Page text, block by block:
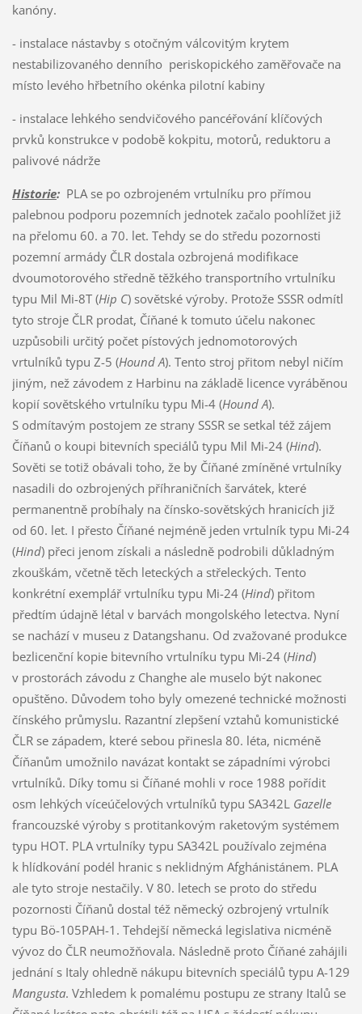
kanóny.
- instalace nástavby s otočným válcovitým krytem
nestabilizovaného denního periskopického zaměřovače na
místo levého hřbetního okénka pilotní kabiny
- instalace lehkého sendvičového pancéřování klíčových
prvků konstrukce v podobě kokpitu, motorů, reduktoru a
palivové nádrže
Historie:PLA se po ozbrojeném vrtulníku pro přímou
palebnou podporu pozemních jednotek začalo poohlížet již
na přelomu 60. a 70. let. Tehdy se do středu pozornosti
pozemní armády ČLR dostala ozbrojená modifikace
dvoumotorového středně těžkého transportního vrtulníku
typu Mil Mi-8T (Hip C) sovětské výroby. Protože SSSR odmítl
tyto stroje ČLR prodat, Číňané k tomuto účelu nakonec
uzpůsobili určitý počet pístových jednomotorových
vrtulníků typu Z-5 (Hound A). Tento stroj přitom nebyl ničím
jiným, než závodem z Harbinu na základě licence vyráběnou
kopií sovětského vrtulníku typu Mi-4 (Hound A).
S odmítavým postojem ze strany SSSR se setkal též zájem
Číňanů o koupi bitevních speciálů typu Mil Mi-24 (Hind).
Sověti se totiž obávali toho, že by Číňané zmíněné vrtulníky
nasadili do ozbrojených příhraničních šarvátek, které
permanentně probíhaly na čínsko-sovětských hranicích již
od 60. let. I přesto Číňané nejméně jeden vrtulník typu Mi-24
(Hind) přeci jenom získali a následně podrobili důkladným
zkouškám, včetně těch leteckých a střeleckých. Tento
konkrétní exemplář vrtulníku typu Mi-24 (Hind) přitom
předtím údajně létal v barvách mongolského letectva. Nyní
se nachází v museu z Datangshanu. Od zvažované produkce
bezlicenční kopie bitevního vrtulníku typu Mi-24 (Hind)
v prostorách závodu z Changhe ale muselo být nakonec
opuštěno. Důvodem toho byly omezené technické možnosti
čínského průmyslu. Razantní zlepšení vztahů komunistické
ČLR se západem, které sebou přinesla 80. léta, nicméně
Číňanům umožnilo navázat kontakt se západními výrobci
vrtulníků. Díky tomu si Číňané mohli v roce 1988 pořídit
osm lehkých víceúčelových vrtulníků typu SA342L Gazelle
francouzské výroby s protitankovým raketovým systémem
typu HOT. PLA vrtulníky typu SA342L používalo zejména
k hlídkování podél hranic s neklidným Afghánistánem. PLA
ale tyto stroje nestačily. V 80. letech se proto do středu
pozornosti Číňanů dostal též německý ozbrojený vrtulník
typu Bö-105PAH-1. Tehdejší německá legislativa nicméně
vývoz do ČLR neumožňovala. Následně proto Číňané zahájili
jednání s Italy ohledně nákupu bitevních speciálů typu A-129
Mangusta. Vzhledem k pomalému postupu ze strany Italů se